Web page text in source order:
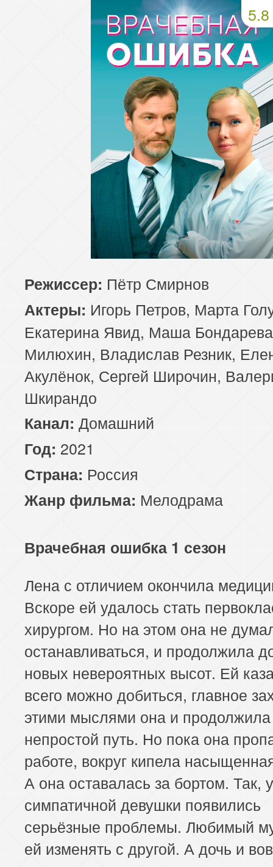
5.8
Режиссер: Пётр Смирнов
Актеры: Игорь Петров, Марта
Екатерина Явид, Маша
Милюхин, Владислав Резник,
Акулёнок, Сергей Широчин,
Шкирандо
Канал: Домашний
Год: 2021
Страна: Россия
Жанр фильма: Мелодрама
Врачебная ошибка 1 сезон
Лена с отличием окончила
Вскоре ей удалось стать
хирургом. Но на этом она не
останавливаться, и продолжила
новых невероятных высот. Ей
всего можно добиться, главное
этими мыслями она и
непростой путь. Но пока она
работе, вокруг кипела
А она оставалась за бортом. Так, у
симпатичной девушки появились
серьёзные проблемы. Любимый
ей изменять с другой. А дочь и